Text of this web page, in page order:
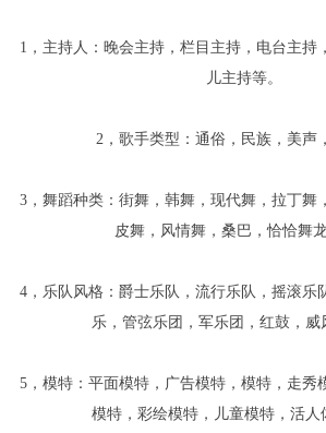
1，主持人：晚会主持，栏目主持，电台主持
儿主持等。
2，歌手类型：通俗，民族，美声
3，舞蹈种类：街舞，韩舞，现代舞，拉丁舞
皮舞，风情舞，桑巴，恰恰舞
4，乐队风格：爵士乐队，流行乐队，摇滚乐
乐，管弦乐团，军乐团，红鼓，威
5，模特：平面模特，广告模特，模特，走秀
模特，彩绘模特，儿童模特，活人